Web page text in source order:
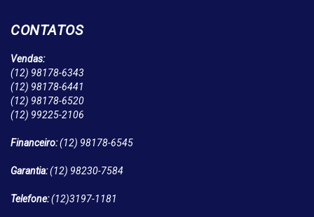
CONTATOS
Vendas:
(12) 98178-6343
(12) 98178-6441
(12) 98178-6520
(12) 99225-2106
Financeiro:(12) 98178-6545
Garantia:(12) 98230-7584
Telefone:(12)3197-1181